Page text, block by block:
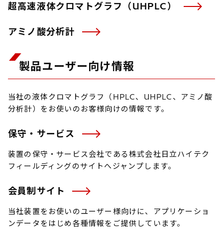
超高速液体クロマトグラフ（UHPLC）
アミノ酸分析計
製品ユーザー向け情報
当社の液体クロマトグラフ（HPLC、UHPLC、アミノ酸
分析計）をお使いのお客様向けの情報です。
保守・サービス
装置の保守・サービス会社である株式会社日立ハイテク
フィールディングのサイトへジャンプします。
会員制サイト
当社装置をお使いのユーザー様向けに、アプリケーショ
ンデータをはじめ各種情報をご提供しています。